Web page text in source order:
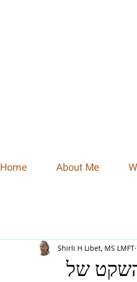
Home About Me
של
Shirli H Libet, MS LMFT